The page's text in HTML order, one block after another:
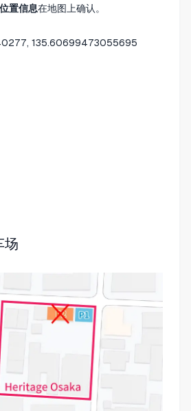
位置信息在地图上确认。
135.60699473055695
场